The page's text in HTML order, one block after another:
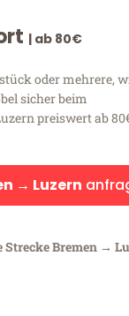
| ab 80€
oder mehrere,
sicher beim
preiswert ab
→ Luzern
Bremen →